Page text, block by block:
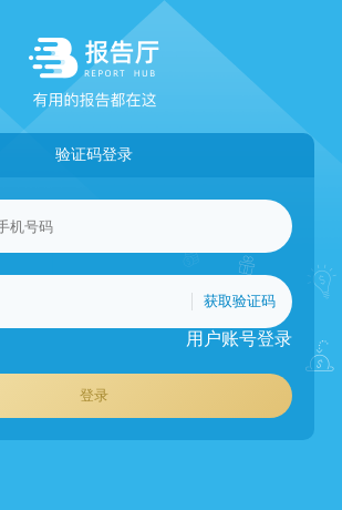
验证码登录
获取验证码
用户账号登录
登录